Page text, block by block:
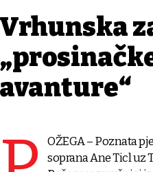
Vrhunska
avanture“
OŽEGA – Poznata
soprana Ane Ticl uz